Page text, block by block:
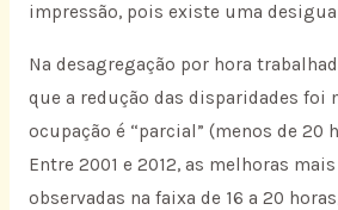
impressão, pois existe uma
Na desagregação por hora
que a redução das disparidades foi
ocupação é “parcial” (menos de 20
Entre 2001 e 2012, as melhoras
observadas na faixa de 16 a 20